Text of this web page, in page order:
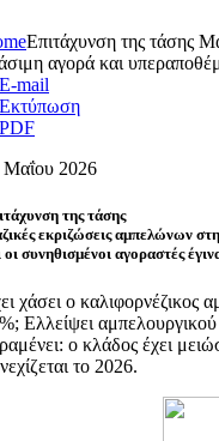
Επιτάχυνση της τάσης
αγορά και
Μαΐου 2026
της τάσης
εκριζώσεις αμπελώνων
οι συνηθισμένοι αγοραστές
χάσει ο
Ελλείψει
ο κλάδος έχει
το 2026.